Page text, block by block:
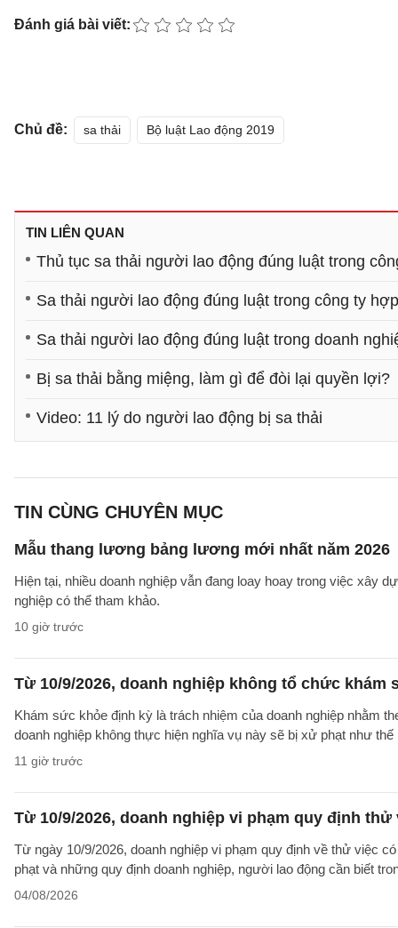
Đánh giá bài viết:
Chủ đề: sa thải Bộ luật Lao động 2019
TIN LIÊN QUAN
Thủ tục sa thải người lao động đúng luật trong
Sa thải người lao động đúng luật trong công ty
Sa thải người lao động đúng luật trong doanh
Bị sa thải bằng miệng, làm gì để đòi lại quyền lợi?
Video: 11 lý do người lao động bị sa thải
TIN CÙNG CHUYÊN MỤC
Mẫu thang lương bảng lương mới nhất năm 2026
Hiện tại, nhiều doanh nghiệp vẫn đang loay hoay trong việc xây
nghiệp có thể tham khảo.
10 giờ trước
Từ 10/9/2026, doanh nghiệp không tổ chức
Khám sức khỏe định kỳ là trách nhiệm của doanh nghiệp nhằm
doanh nghiệp không thực hiện nghĩa vụ này sẽ bị xử phạt như thế
11 giờ trước
Từ 10/9/2026, doanh nghiệp vi phạm quy định
Từ ngày 10/9/2026, doanh nghiệp vi phạm quy định về thử việc
phạt và những quy định doanh nghiệp, người lao động cần biết
04/08/2026